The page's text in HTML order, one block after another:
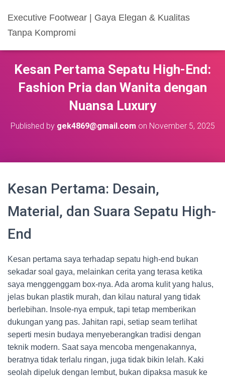
Executive Footwear | Gaya Elegan & Kualitas
Tanpa Kompromi
Kesan Pertama Sepatu High-End:
Fashion Pria dan Wanita dengan
Nuansa Luxury
Published by gek4869@gmail.com on November 5, 2025
Kesan Pertama: Desain,
Material, dan Suara Sepatu High-
End
Kesan pertama saya terhadap sepatu high-end bukan
sekadar soal gaya, melainkan cerita yang terasa ketika
saya menggenggam box-nya. Ada aroma kulit yang halus,
jelas bukan plastik murah, dan kilau natural yang tidak
berlebihan. Insole-nya empuk, tapi tetap memberikan
dukungan yang pas. Jahitan rapi, setiap seam terlihat
seperti mesin budaya menyeberangkan tradisi dengan
teknik modern. Saat saya mencoba mengenakannya,
beratnya tidak terlalu ringan, juga tidak bikin lelah. Kaki
seolah dipeluk dengan lembut, bukan dipaksa masuk ke